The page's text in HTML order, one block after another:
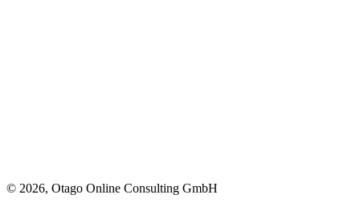
© 2026, Otago Online Consulting GmbH